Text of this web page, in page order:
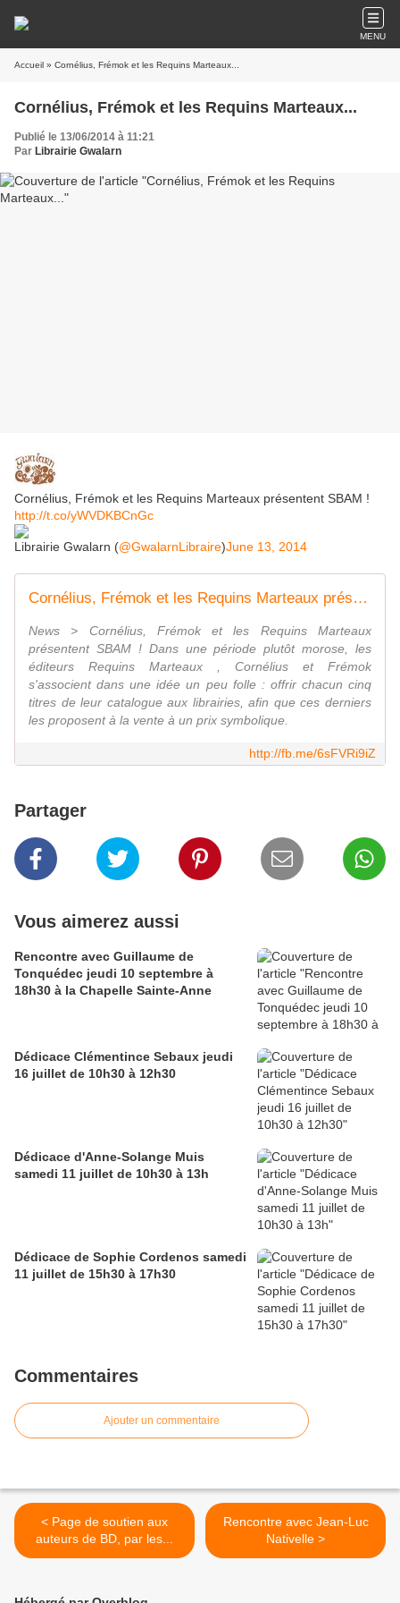
MENU
Accueil » Cornélius, Frémok et les Requins Marteaux...
Cornélius, Frémok et les Requins Marteaux...
Publié le 13/06/2014 à 11:21
Par Librairie Gwalarn
Cornélius, Frémok et les Requins Marteaux présentent SBAM !
http://t.co/yWVDKBCnGc
Librairie Gwalarn (@GwalarnLibraire)June 13, 2014
Cornélius, Frémok et les Requins Marteaux présentent SBAM !
News > Cornélius, Frémok et les Requins Marteaux
présentent SBAM ! Dans une période plutôt morose, les
éditeurs Requins Marteaux , Cornélius et Frémok
s'associent dans une idée un peu folle : offrir chacun cinq
titres de leur catalogue aux librairies, afin que ces derniers
les proposent à la vente à un prix symbolique.
http://fb.me/6sFVRi9iZ
Partager
Vous aimerez aussi
Rencontre avec Guillaume de
Tonquédec jeudi 10 septembre à
18h30 à la Chapelle Sainte-Anne
Dédicace Clémentince Sebaux jeudi
16 juillet de 10h30 à 12h30
Dédicace d'Anne-Solange Muis
samedi 11 juillet de 10h30 à 13h
Dédicace de Sophie Cordenos samedi
11 juillet de 15h30 à 17h30
Commentaires
Ajouter un commentaire
< Page de soutien aux
auteurs de BD, par les...
Rencontre avec Jean-Luc
Nativelle >